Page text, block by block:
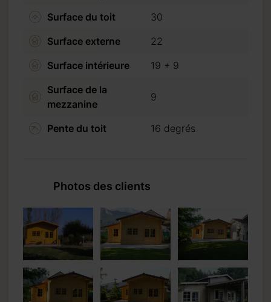
Surface du toit
30
Surface externe
22
Surface intérieure
19 + 9
Surface de la
mezzanine
9
Pente du toit 16 degrés
Photos des clients